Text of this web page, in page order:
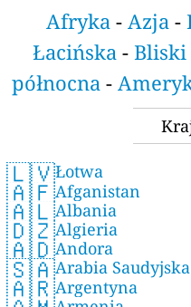
Afryka- Azja-
Łacińska - Bliski
północna -
🇱🇻Łotwa
🇦🇫Afganistan
🇦🇱Albania
🇩🇿Algieria
🇦🇩Andora
🇸🇦Arabia Saudyjska
🇦🇷Argentyna